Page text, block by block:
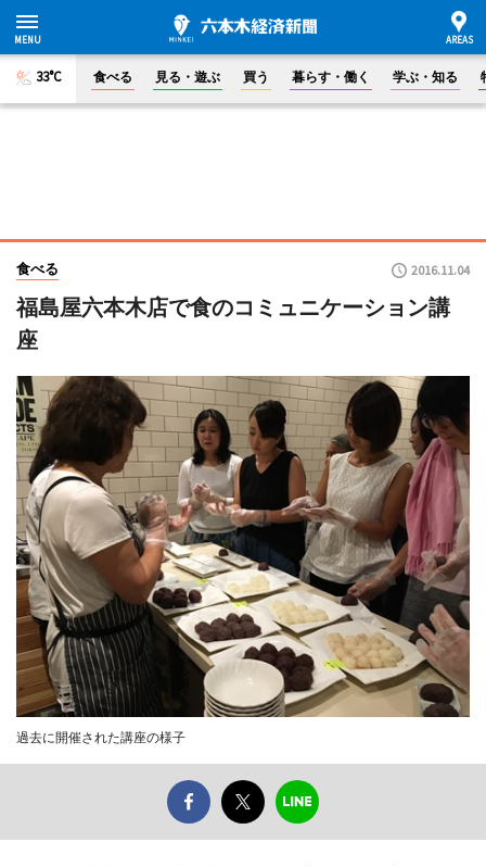
33°C 食べる 見る・遊ぶ 買う 暮らす・働く 学ぶ・知る
食べる 2016.11.04
福島屋六本木店で食のコミュニケーション講
座
過去に開催された講座の様子